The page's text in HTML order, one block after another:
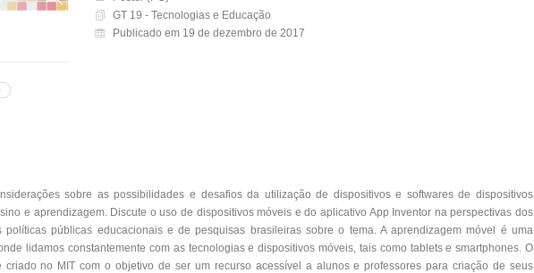
GT 19 - Tecnologias e Educação
Publicado em 19 de dezembro de 2017
sobre as possibilidades e desafios da utilização de dispositivos e softwares de dispositivos
e aprendizagem. Discute o uso de dispositivos móveis e do aplicativo App Inventor na perspectivas dos
políticas públicas educacionais e de pesquisas brasileiras sobre o tema. A aprendizagem móvel é uma
lidamos constantemente com as tecnologias e dispositivos móveis, tais como tablets e smartphones. O
criado no MIT com o objetivo de ser um recurso acessível a alunos e professores para criação de seus